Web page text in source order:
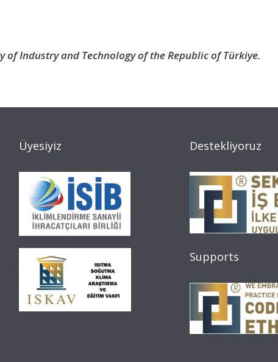
of Industry and Technology of the Republic of Türkiye.
Üyesiyiz Destekliyoruz
Supports